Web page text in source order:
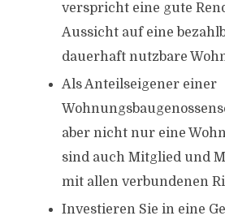
verspricht eine gute
Aussicht auf eine
dauerhaft nutzbare
Als Anteilseigener einer
aber nicht nur eine
sind auch Mitglied und
mit allen verbundenen
Investieren Sie in eine